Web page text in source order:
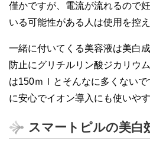
僅かですが、電流が流れるので
いる可能性がある人は使用を控え
一緒に付いてくる美容液は美白
防止にグリチルリン酸ジカリウ
は150ｍｌとそんなに多くない
に安心でイオン導入にも使いや
スマートピルの美白